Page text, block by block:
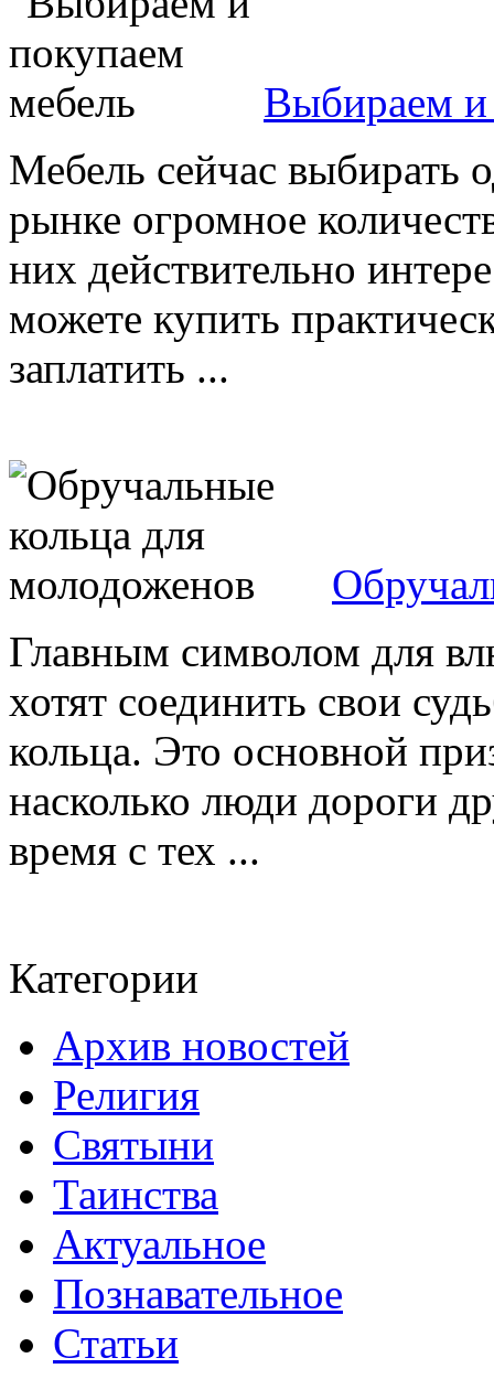
Выбираем и
Мебель сейчас выбирать
рынке огромное
них действительно
можете купить
заплатить ...
Главным символом для
хотят соединить свои
кольца. Это основной
насколько люди дороги
время с тех ...
Категории
Архив новостей
Религия
Святыни
Таинства
Актуальное
Познавательное
Статьи